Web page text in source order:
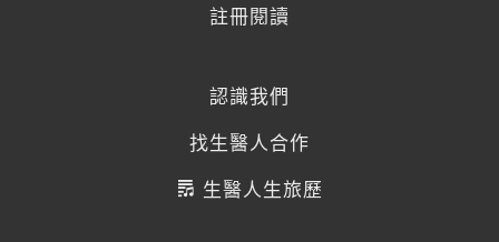
註冊閱讀
認識我們
找生醫人合作
生醫人生旅歷